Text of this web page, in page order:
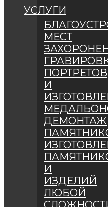
УСЛУГИ
МЕСТ
ПОРТРЕТОВ
И
ДЕМОНТАЖ
И
ИЗДЕЛИЙ
ЛЮБОЙ